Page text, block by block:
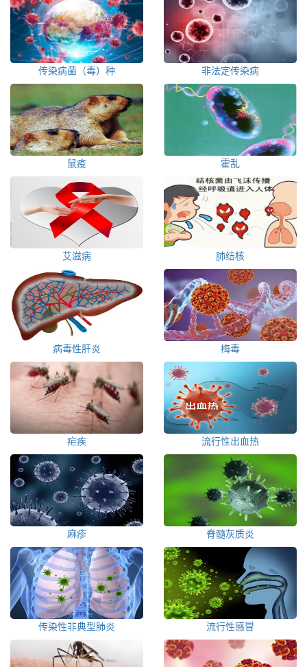
传染病菌（毒）种 非法定传染病
鼠疫 霍乱
艾滋病 肺结核
病毒性肝炎 梅毒
疟疾 流行性出血热
麻疹 脊髓灰质炎
传染性非典型肺炎 流行性感冒